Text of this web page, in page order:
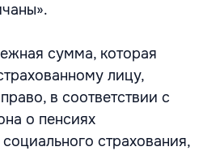
сумма, которая
лицу,
в соответствии с
о пенсиях
страхования,